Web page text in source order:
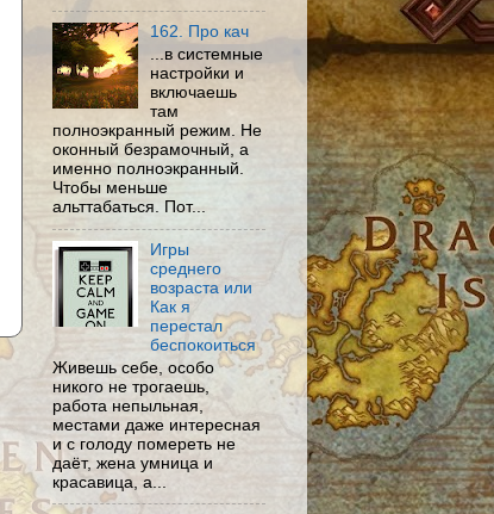
162. Про кач
...в системные
настройки и
включаешь
там
полноэкранный режим. Не
оконный безрамочный, а
именно полноэкранный.
Чтобы меньше
альттабаться. Пот...
Игры
среднего
возраста или
Как я
перестал
беспокоиться
Живешь себе, особо
никого не трогаешь,
работа непыльная,
местами даже интересная
и с голоду помереть не
даёт, жена умница и
красавица, а...